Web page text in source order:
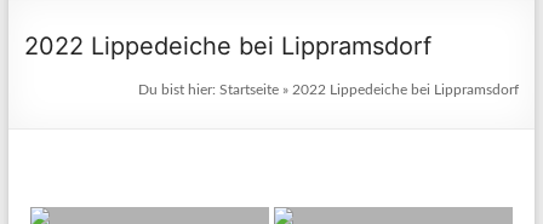
Reisen
Kultur
2022 Lippedeiche bei Lippramsdorf
Du bist hier:Startseite » 2022 Lippedeiche bei Lippramsdorf